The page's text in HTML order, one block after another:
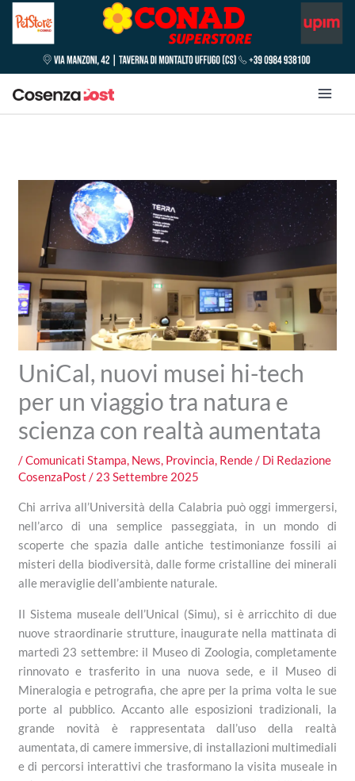
UniCal, nuovi musei hi-tech
per un viaggio tra natura e
scienza con realtà aumentata
/Comunicati Stampa, News, Provincia, Rende/ Di Redazione
CosenzaPost/ 23 Settembre 2025
Chi arriva all’Università della Calabria può oggi immergersi,
nell’arco di una semplice passeggiata, in un mondo di
scoperte che spazia dalle antiche testimonianze fossili ai
misteri della biodiversità, dalle forme cristalline dei minerali
alle meraviglie dell’ambiente naturale.
Il Sistema museale dell’Unical (Simu), si è arricchito di due
nuove straordinarie strutture, inaugurate nella mattinata di
martedì 23 settembre: il Museo di Zoologia, completamente
rinnovato e trasferito in una nuova sede, e il Museo di
Mineralogia e petrografia, che apre per la prima volta le sue
porte al pubblico. Accanto alle esposizioni tradizionali, la
grande novità è rappresentata dall’uso della realtà
aumentata, di camere immersive, di installazioni multimediali
e di percorsi interattivi che trasformano la visita museale in